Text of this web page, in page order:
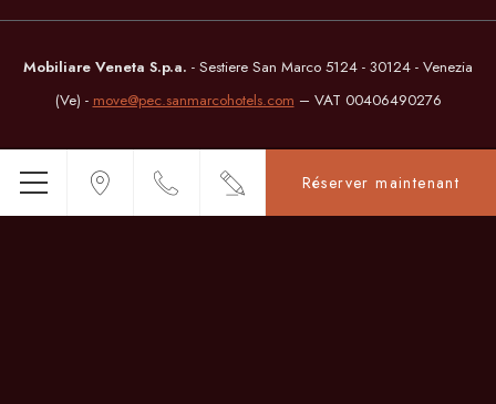
Menu
Réserver maintenant
Mobiliare Veneta S.p.a. - Sestiere San Marco 5124 - 30124 - Venezia
(Ve) - move@pec.sanmarcohotels.com – VAT 00406490276
© Copyright Albergo San Marco 2026